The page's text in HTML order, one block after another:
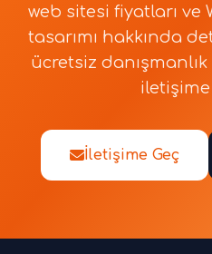
web sitesi fiyatları ve
tasarımı hakkında
ücretsiz
İletişime Geç